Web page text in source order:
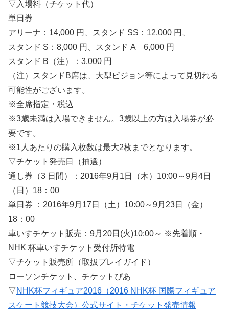
▽入場料（チケット代）
単日券
アリーナ：14,000 円、スタンド SS：12,000 円、
スタンド S：8,000 円、スタンド A 6,000 円
スタンド B（注）：3,000 円
（注）スタンドB席は、大型ビジョン等によって見切れる
可能性がございます。
※全席指定・税込
※3歳未満は入場できません。3歳以上の方は入場券が必
要です。
※1人あたりの購入枚数は最大2枚までとなります。
▽チケット発売日（抽選）
通し券（3 日間）：2016年9月1日（木）10:00～9月4日
（日）18：00
単日券 ：2016年9月17日（土）10:00～9月23日（金）
18：00
車いすチケット販売：9月20日(火)10:00～ ※先着順・
NHK 杯車いすチケット受付所特電
▽チケット販売所（取扱プレイガイド）
ローソンチケット、チケットぴあ
▽NHK杯フィギュア2016（2016 NHK杯 国際フィギュア
スケート競技大会）公式サイト・チケット発売情報